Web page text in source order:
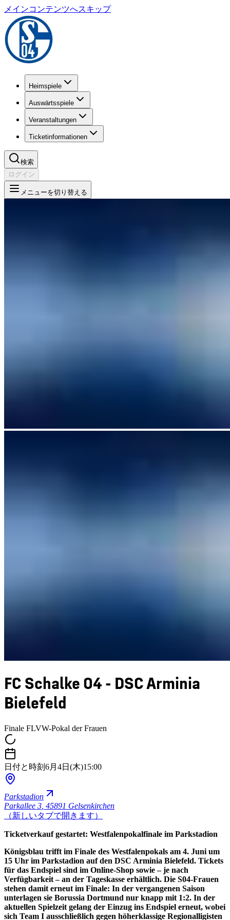
メインコンテンツへスキップ
Heimspiele
Auswärtsspiele
Veranstaltungen
Ticketinformationen
検索
ログイン
メニューを切り替える
FC Schalke 04 - DSC Arminia
Bielefeld
Finale FLVW-Pokal der Frauen
日付と時刻 6月4日(木)15:00
Parkstadion
Parkallee 3 45891 Gelsenkirchen
（新しいタブで開きます）
Ticketverkauf gestartet: Westfalenpokalfinale im Parkstadion
Königsblau trifft im Finale des Westfalenpokals am 4. Juni um
15 Uhr im Parkstadion auf den DSC Arminia Bielefeld. Tickets
für das Endspiel sind im Online-Shop sowie – je nach
Verfügbarkeit – an der Tageskasse erhältlich. Die S04-Frauen
stehen damit erneut im Finale: In der vergangenen Saison
unterlagen sie Borussia Dortmund nur knapp mit 1:2. In der
aktuellen Spielzeit gelang der Einzug ins Endspiel erneut, wobei
sich Team I ausschließlich gegen höherklassige Regionalligisten